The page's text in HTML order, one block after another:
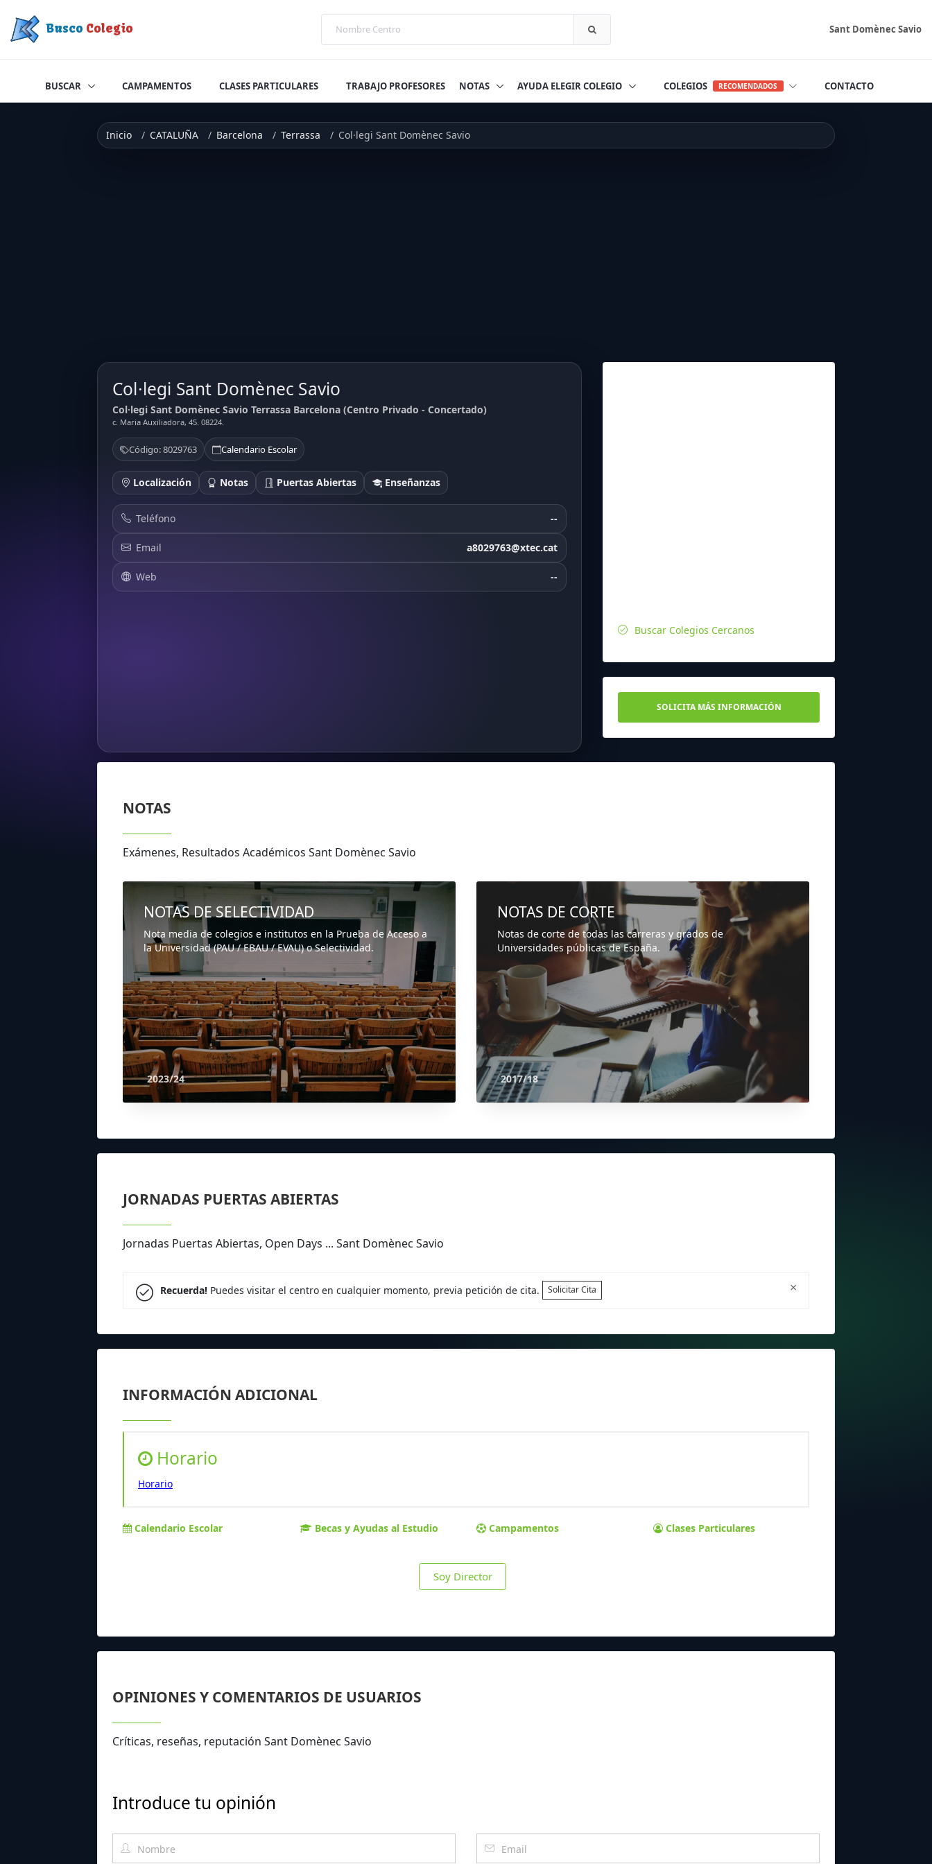
Busco Colegio Sant Domènec Savio
BUSCAR CAMPAMENTOS CLASES PARTICULARES TRABAJO PROFESORES NOTAS AYUDA ELEGIR COLEGIO COLEGIOS RECOMENDADOS CONTACTO
Inicio CATALUÑA Barcelona Terrassa Col·legi Sant Domènec Savio
Col·legi Sant Domènec Savio
Col·legi Sant Domènec Savio Terrassa Barcelona (Centro Privado - Concertado)
c. Maria Auxiliadora, 45. 08224.
Código: 8029763 Calendario Escolar
Localización Notas Puertas Abiertas Enseñanzas
Teléfono --
Email a8029763@xtec.cat
Web --
Buscar Colegios Cercanos
SOLICITA MÁS INFORMACIÓN
NOTAS
Exámenes, Resultados Académicos Sant Domènec Savio
NOTAS DE SELECTIVIDAD
Nota media de colegios e institutos en la Prueba de Acceso a
la Universidad (PAU / EBAU / EVAU) o Selectividad.
2023/24
NOTAS DE CORTE
Notas de corte de todas las carreras y grados de
Universidades públicas de España.
2017/18
JORNADAS PUERTAS ABIERTAS
Jornadas Puertas Abiertas, Open Days ... Sant Domènec Savio
×
Recuerda!Puedes visitar el centro en cualquier momento, previa petición de cita. Solicitar Cita
INFORMACIÓN ADICIONAL
Horario
Horario
Calendario Escolar Becas y Ayudas al Estudio Campamentos Clases Particulares
Soy Director
OPINIONES Y COMENTARIOS DE USUARIOS
Críticas, reseñas, reputación Sant Domènec Savio
Introduce tu opinión